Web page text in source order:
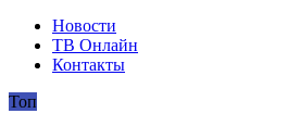
Новости
ТВ Онлайн
Контакты
Топ